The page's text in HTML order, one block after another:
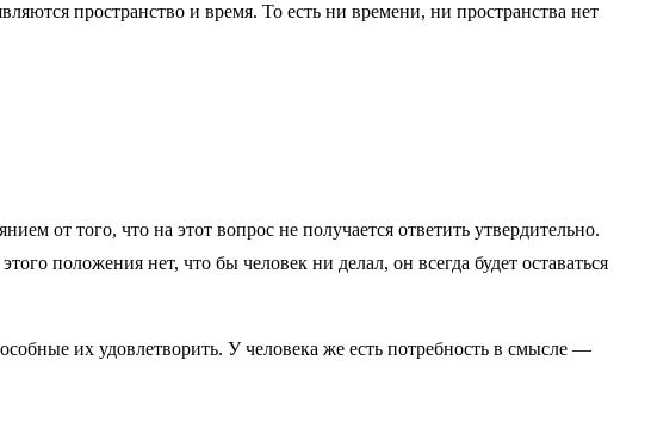
пространство и время. То есть ни времени, ни пространства нет
от того, что на этот вопрос не получается ответить утвердительно.
положения нет, что бы человек ни делал, он всегда будет оставаться
их удовлетворить. У человека же есть потребность в смысле —